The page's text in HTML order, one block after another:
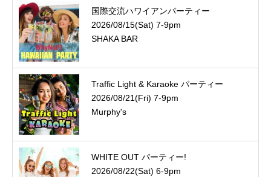
国際交流ハワイアンパーティー
2026/08/15(Sat) 7-9pm
SHAKA BAR
Traffic Light & Karaoke パーティー
2026/08/21(Fri) 7-9pm
Murphy's
WHITE OUT パーティー!
2026/08/22(Sat) 6-9pm